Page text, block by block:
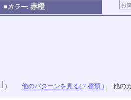
■カラー: 赤橙
） 他のパターンを見る( 7 種類 ) 他の